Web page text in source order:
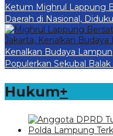
Ketum Mighrul Lappung
Daerah di Nasional,
Kenalkan Budaya
Populerkan Sekubal Balak
Hukum+